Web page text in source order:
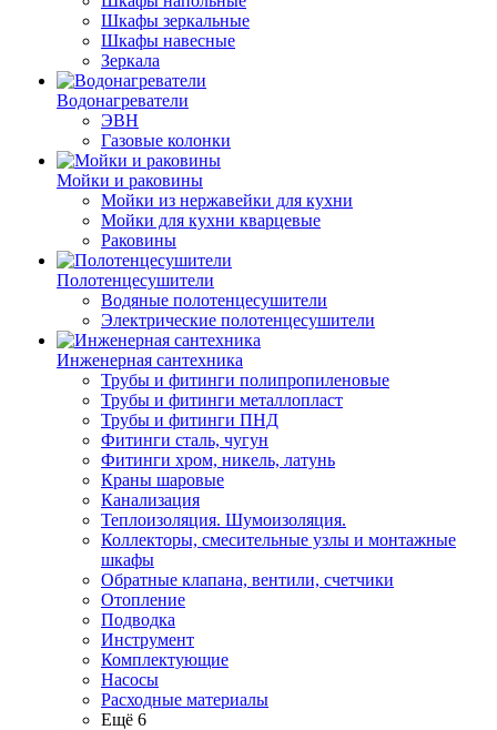
Шкафы зеркальные
Шкафы навесные
Зеркала
Водонагреватели
ЭВН
Газовые колонки
Мойки и раковины
Мойки из нержавейки для кухни
Мойки для кухни кварцевые
Раковины
Полотенцесушители
Водяные полотенцесушители
Электрические полотенцесушители
Инженерная сантехника
Трубы и фитинги полипропиленовые
Трубы и фитинги металлопласт
Трубы и фитинги ПНД
Фитинги сталь, чугун
Фитинги хром, никель, латунь
Краны шаровые
Канализация
Теплоизоляция. Шумоизоляция.
Коллекторы, смесительные узлы и монтажные
шкафы
Обратные клапана, вентили, счетчики
Отопление
Подводка
Инструмент
Комплектующие
Насосы
Расходные материалы
Ещё 6